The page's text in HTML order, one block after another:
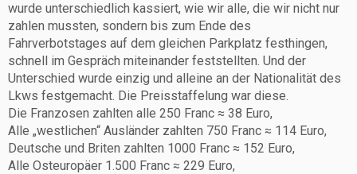
wurde unterschiedlich kassiert, wie wir alle, die wir nicht nur
zahlen mussten, sondern bis zum Ende des
Fahrverbotstages auf dem gleichen Parkplatz festhingen,
schnell im Gespräch miteinander feststellten. Und der
Unterschied wurde einzig und alleine an der Nationalität des
Lkws festgemacht. Die Preisstaffelung war diese.
Die Franzosen zahlten alle 250 Franc ≈ 38 Euro,
Alle „westlichen“ Ausländer zahlten 750 Franc ≈ 114 Euro,
Deutsche und Briten zahlten 1000 Franc ≈ 152 Euro,
Alle Osteuropäer 1.500 Franc ≈ 229 Euro,